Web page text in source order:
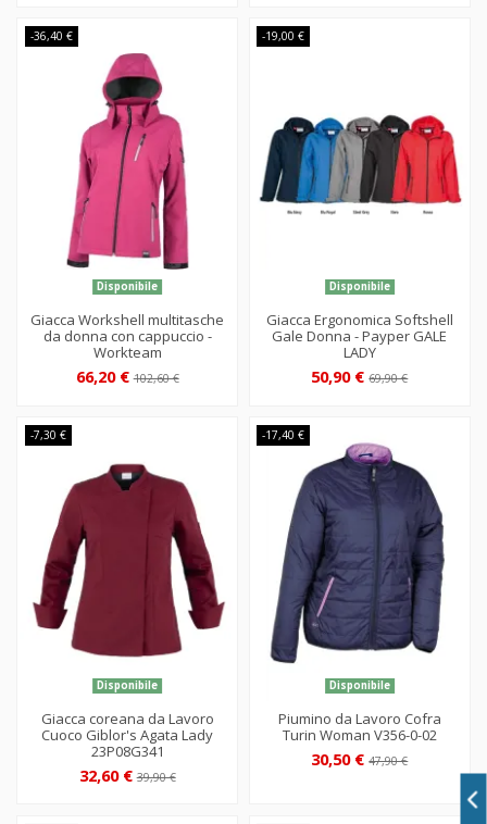
-36,40 €
Disponibile
Giacca Workshell multitasche
da donna con cappuccio -
Workteam
66,20 €102,60 €
-19,00 €
Disponibile
Giacca Ergonomica Softshell
Gale Donna - Payper GALE
LADY
50,90 €69,90 €
-7,30 €
Disponibile
Giacca coreana da Lavoro
Cuoco Giblor's Agata Lady
23P08G341
32,60 €39,90 €
-17,40 €
Disponibile
Piumino da Lavoro Cofra
Turin Woman V356-0-02
30,50 €47,90 €